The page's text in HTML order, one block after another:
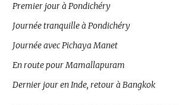
Premier jour à Pondichéry
Journée tranquille à Pondichéry
Journée avec Pichaya Manet
En route pour Mamallapuram
Dernier jour en Inde, retour à Bangkok